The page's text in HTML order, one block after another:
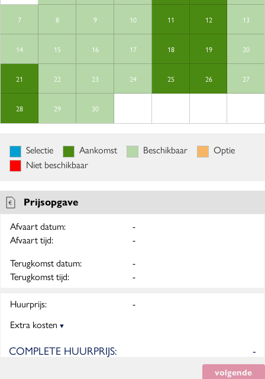
7 8 9 10 11 12 13
14 15 16 17 18 19 20
21 22 23 24 25 26 27
28 29 30
Selectie Aankomst Beschikbaar
Optie
Niet beschikbaar
Prijsopgave
Afvaart datum:
-
Afvaart tijd:
-
Terugkomst datum:
-
Terugkomst tijd:
-
Huurprijs:
-
Extra kosten
COMPLETE HUURPRIJS: -
volgende